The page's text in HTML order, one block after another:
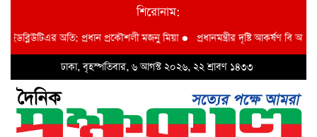
শিরোনাম:
অতি: প্রধান প্রকৌশলী মজনু মিয়া●প্রধানমন্ত্রীর দৃষ্টি আকর্ষণ বি আই
ঢাকা, বৃহস্পতিবার, ৬ আগস্ট ২০২৬, ২২ শ্রাবণ ১৪৩৩